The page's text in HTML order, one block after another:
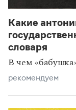
Какие
словаря
В чем
рекомендуем